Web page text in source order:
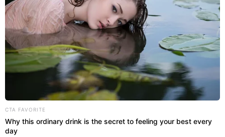
CTA FAVORITE
Why this ordinary drink is the secret to feeling your best every
day